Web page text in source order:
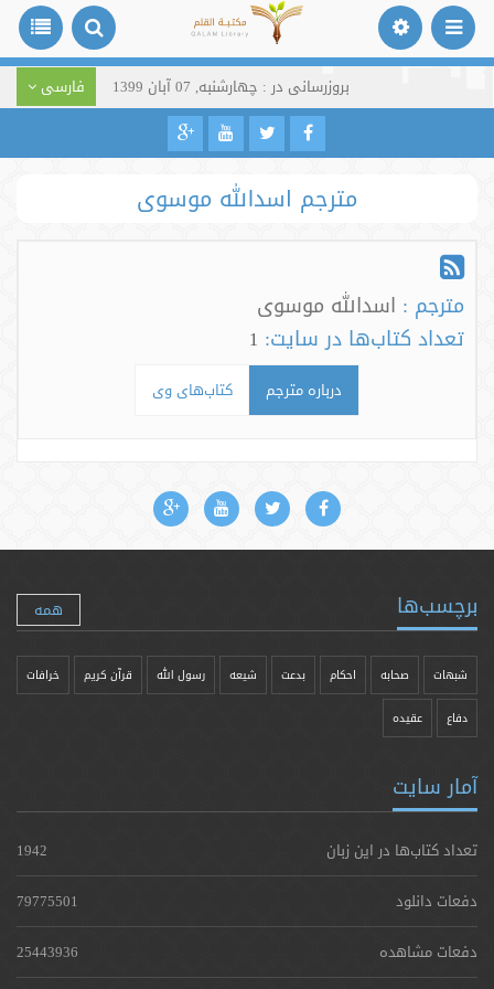
بروزرسانی در : چهارشنبه, 07 آبان 1399 فارسی
مترجم اسدالله موسوی
مترجم : اسدالله موسوی
تعداد کتاب‌ها در سایت: 1
درباره مترجم کتاب‌های وی
برچسب‌ها همه
شبهات صحابه احکام بدعت شیعه رسول الله قرآن کریم خرافات
دفاع عقیده
آمار سایت
تعداد کتاب‌ها در این زبان
1942
دفعات دانلود
79775501
دفعات مشاهده
25443936